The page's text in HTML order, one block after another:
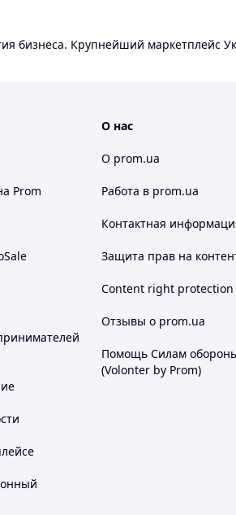
бизнеса. Крупнейший маркетплейс
Prom
О нас
О prom.ua
Работа в prom.ua
Контактная
Защита прав на
Content right protection
Отзывы о prom.ua
Помощь Силам
(Volonter by Prom)